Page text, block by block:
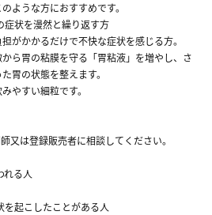
ような方におすすめです。
症状を漫然と繰り返す方
がかかるだけで不快な症状を感じる方。
ら胃の粘膜を守る「胃粘液」を増やし、さ
胃の状態を整えます。
やすい細粒です。
又は登録販売者に相談してください。
れる人
起こしたことがある人